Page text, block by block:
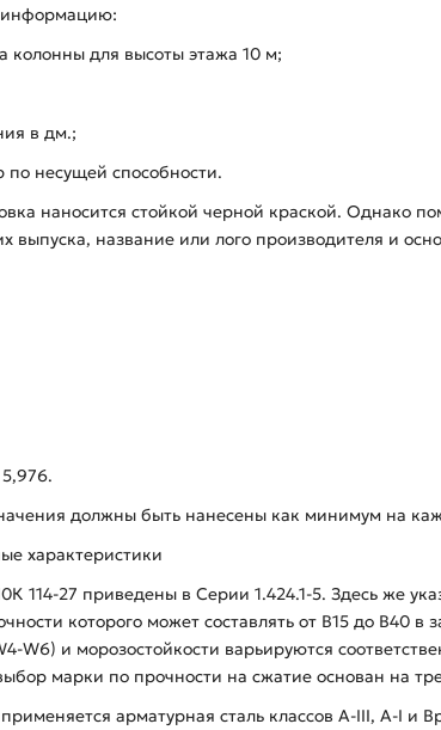
информацию:
колонны для высоты этажа 10 м;
в дм.;
несущей способности.
наносится стойкой черной краской. Однако
выпуска, название или лого производителя и
должны быть нанесены как минимум на
характеристики
114-27 приведены в Серии 1.424.1-5. Здесь же
которого может составлять от В15 до В40
W6) и морозостойкости варьируются
марки по прочности на сжатие основан на
арматурная сталь классов А-ІІІ, А-І